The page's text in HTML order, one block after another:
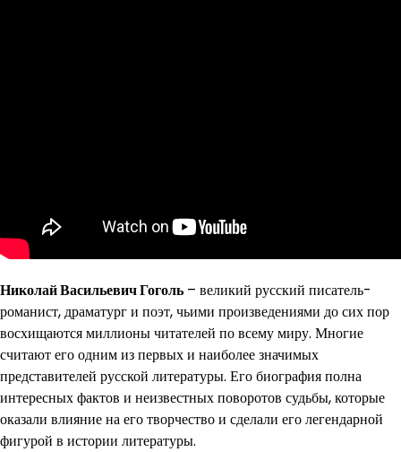
Николай Васильевич Гоголь – великий русский писатель-
романист, драматург и поэт, чьими произведениями до сих пор
восхищаются миллионы читателей по всему миру. Многие
считают его одним из первых и наиболее значимых
представителей русской литературы. Его биография полна
интересных фактов и неизвестных поворотов судьбы, которые
оказали влияние на его творчество и сделали его легендарной
фигурой в истории литературы.